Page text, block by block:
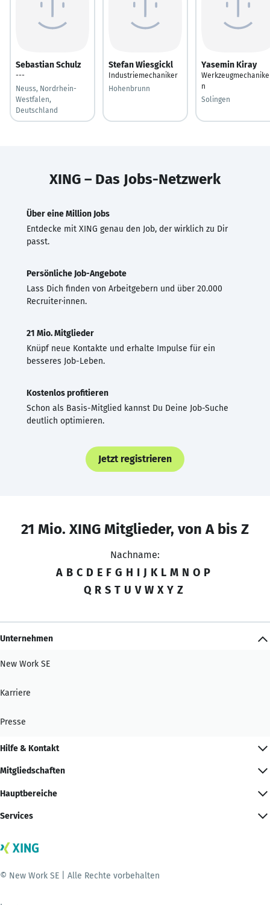
Sebastian Schulz
---
Neuss, Nordrhein-
Westfalen,
Deutschland
Stefan Wiesgickl
Industriemechaniker
Hohenbrunn
Yasemin Kiray
n
Solingen
XING – Das Jobs-Netzwerk
Über eine Million Jobs
Entdecke mit XING genau den Job, der wirklich zu Dir
passt.
Persönliche Job-Angebote
Lass Dich finden von Arbeitgebern und über 20.000
Recruiter·innen.
21 Mio. Mitglieder
Knüpf neue Kontakte und erhalte Impulse für ein
besseres Job-Leben.
Kostenlos profitieren
Schon als Basis-Mitglied kannst Du Deine Job-Suche
deutlich optimieren.
Jetzt registrieren
21 Mio. XING Mitglieder, von A bis Z
Nachname:
A B C D E F G H I J K L M N O P
Q R S T U V W X Y Z
Unternehmen
New Work SE
Karriere
Presse
Hilfe & Kontakt
Mitgliedschaften
Hauptbereiche
Services
© New Work SE | Alle Rechte vorbehalten